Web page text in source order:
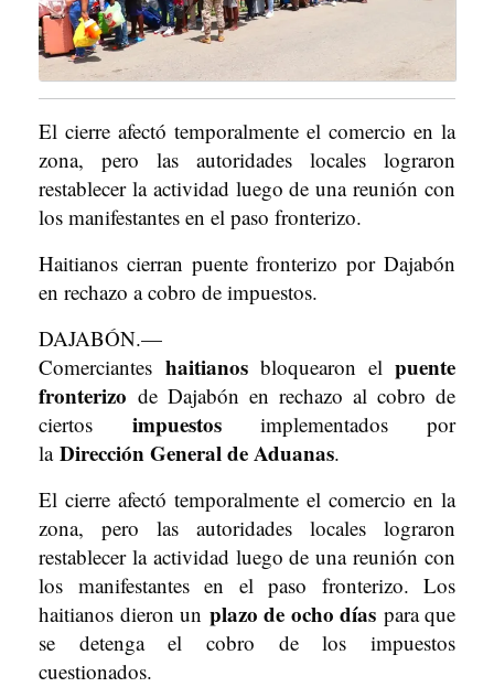
El cierre afectó temporalmente el comercio en la
zona, pero las autoridades locales lograron
restablecer la actividad luego de una reunión con
los manifestantes en el paso fronterizo.
Haitianos cierran puente fronterizo por Dajabón
en rechazo a cobro de impuestos.
DAJABÓN.—
Comerciantes haitianosbloquearon el puente
fronterizo de Dajabón en rechazo al cobro de
ciertos impuestosimplementados por
la Dirección General de Aduanas.
El cierre afectó temporalmente el comercio en la
zona, pero las autoridades locales lograron
restablecer la actividad luego de una reunión con
los manifestantes en el paso fronterizo. Los
haitianos dieron un plazo de ocho días para que
se detenga el cobro de los impuestos
cuestionados.